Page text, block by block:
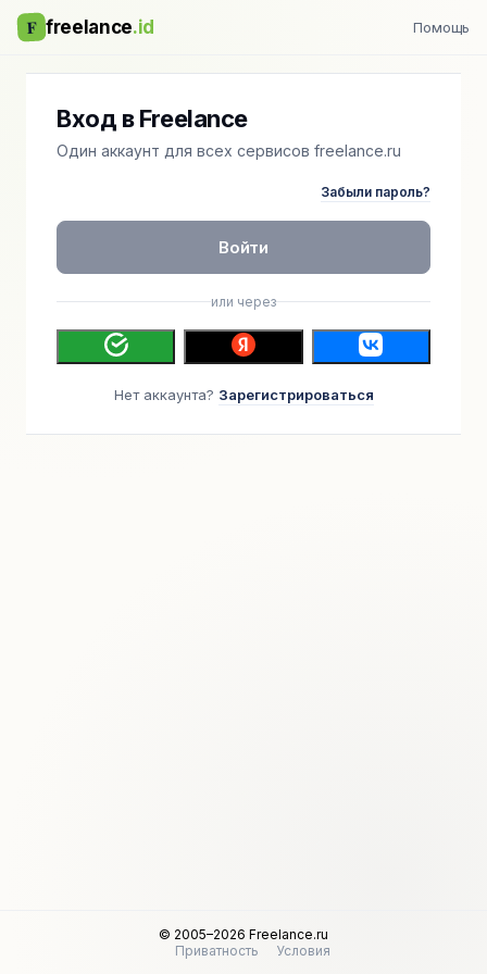
F freelance.id Помощь
Вход в Freelance
Один аккаунт для всех сервисов freelance.ru
Забыли пароль?
Войти
или через
Нет аккаунта? Зарегистрироваться
© 2005–2026 Freelance.ru
Приватность
Условия